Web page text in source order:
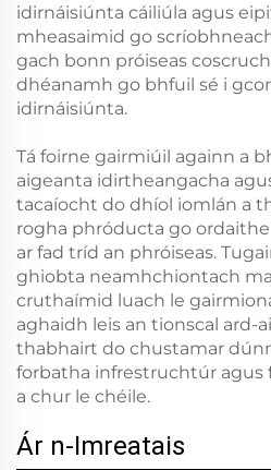
idirnáisiúnta cáiliúla agus
mheasaimid go
gach bonn próiseas
dhéanamh go bhfuil sé i
idirnáisiúnta.
Tá foirne gairmiúil againn a
aigeanta idirtheangacha
tacaíocht do dhíol iomlán a
rogha phróducta go
ar fad tríd an phróiseas.
ghiobta neamhchiontach
cruthaímid luach le
aghaidh leis an tionscal ard-
thabhairt do chustamar
forbatha infrestruchtúr agus
a chur le chéile.
Ár n-Imreatais